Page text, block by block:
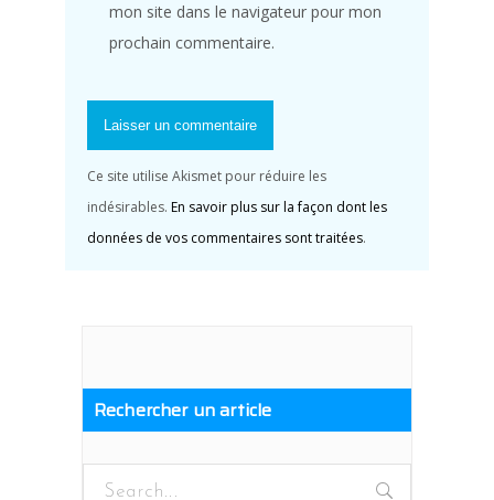
mon site dans le navigateur pour mon
prochain commentaire.
Ce site utilise Akismet pour réduire les
indésirables. En savoir plus sur la façon dont les
données de vos commentaires sont traitées.
Rechercher un article
Search